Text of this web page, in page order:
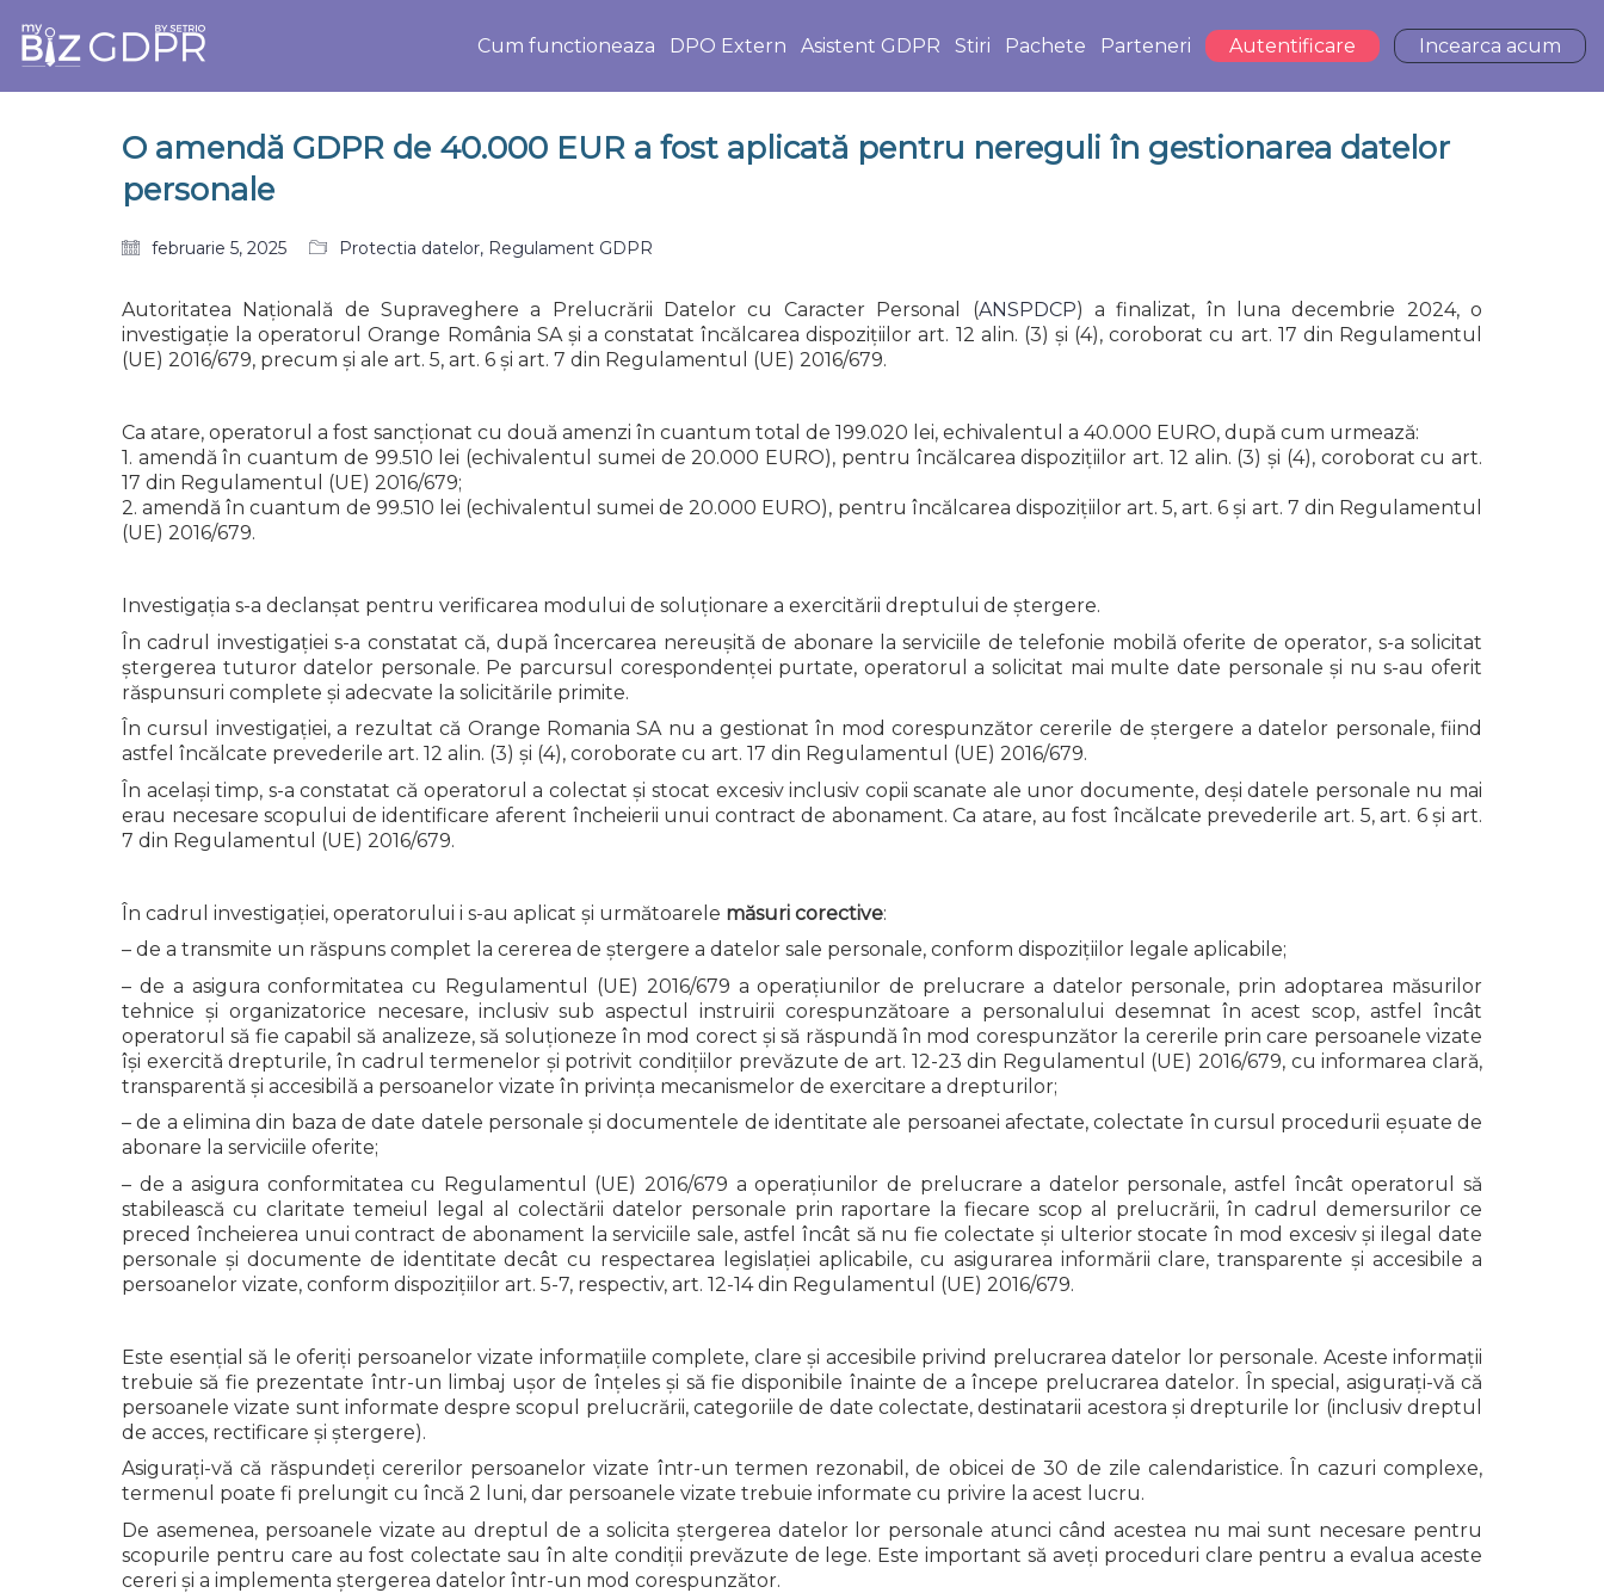
Cum functioneaza DPO Extern Asistent GDPR Stiri Pachete Parteneri Autentificare Incearca acum
O amendă GDPR de 40.000 EUR a fost aplicată pentru nereguli în gestionarea datelor
personale
februarie 5, 2025 Protectia datelor, Regulament GDPR
Autoritatea Națională de Supraveghere a Prelucrării Datelor cu Caracter Personal (ANSPDCP) a finalizat, în luna decembrie 2024, o
investigație la operatorul Orange România SA și a constatat încălcarea dispozițiilor art. 12 alin. (3) și (4), coroborat cu art. 17 din Regulamentul
(UE) 2016/679, precum și ale art. 5, art. 6 și art. 7 din Regulamentul (UE) 2016/679.
Ca atare, operatorul a fost sancționat cu două amenzi în cuantum total de 199.020 lei, echivalentul a 40.000 EURO, după cum urmează:
1. amendă în cuantum de 99.510 lei (echivalentul sumei de 20.000 EURO), pentru încălcarea dispozițiilor art. 12 alin. (3) și (4), coroborat cu art.
17 din Regulamentul (UE) 2016/679;
2. amendă în cuantum de 99.510 lei (echivalentul sumei de 20.000 EURO), pentru încălcarea dispozițiilor art. 5, art. 6 și art. 7 din Regulamentul
(UE) 2016/679.
Investigația s-a declanșat pentru verificarea modului de soluționare a exercitării dreptului de ștergere.
În cadrul investigației s-a constatat că, după încercarea nereușită de abonare la serviciile de telefonie mobilă oferite de operator, s-a solicitat
ștergerea tuturor datelor personale. Pe parcursul corespondenței purtate, operatorul a solicitat mai multe date personale și nu s-au oferit
răspunsuri complete și adecvate la solicitările primite.
În cursul investigației, a rezultat că Orange Romania SA nu a gestionat în mod corespunzător cererile de ștergere a datelor personale, fiind
astfel încălcate prevederile art. 12 alin. (3) și (4), coroborate cu art. 17 din Regulamentul (UE) 2016/679.
În același timp, s-a constatat că operatorul a colectat și stocat excesiv inclusiv copii scanate ale unor documente, deși datele personale nu mai
erau necesare scopului de identificare aferent încheierii unui contract de abonament. Ca atare, au fost încălcate prevederile art. 5, art. 6 și art.
7 din Regulamentul (UE) 2016/679.
În cadrul investigației, operatorului i s-au aplicat și următoarele măsuri corective:
– de a transmite un răspuns complet la cererea de ștergere a datelor sale personale, conform dispozițiilor legale aplicabile;
– de a asigura conformitatea cu Regulamentul (UE) 2016/679 a operațiunilor de prelucrare a datelor personale, prin adoptarea măsurilor
tehnice și organizatorice necesare, inclusiv sub aspectul instruirii corespunzătoare a personalului desemnat în acest scop, astfel încât
operatorul să fie capabil să analizeze, să soluționeze în mod corect și să răspundă în mod corespunzător la cererile prin care persoanele vizate
își exercită drepturile, în cadrul termenelor și potrivit condițiilor prevăzute de art. 12-23 din Regulamentul (UE) 2016/679, cu informarea clară,
transparentă și accesibilă a persoanelor vizate în privința mecanismelor de exercitare a drepturilor;
– de a elimina din baza de date datele personale și documentele de identitate ale persoanei afectate, colectate în cursul procedurii eșuate de
abonare la serviciile oferite;
– de a asigura conformitatea cu Regulamentul (UE) 2016/679 a operațiunilor de prelucrare a datelor personale, astfel încât operatorul să
stabilească cu claritate temeiul legal al colectării datelor personale prin raportare la fiecare scop al prelucrării, în cadrul demersurilor ce
preced încheierea unui contract de abonament la serviciile sale, astfel încât să nu fie colectate și ulterior stocate în mod excesiv și ilegal date
personale și documente de identitate decât cu respectarea legislației aplicabile, cu asigurarea informării clare, transparente și accesibile a
persoanelor vizate, conform dispozițiilor art. 5-7, respectiv, art. 12-14 din Regulamentul (UE) 2016/679.
Este esențial să le oferiți persoanelor vizate informațiile complete, clare și accesibile privind prelucrarea datelor lor personale. Aceste informații
trebuie să fie prezentate într-un limbaj ușor de înțeles și să fie disponibile înainte de a începe prelucrarea datelor. În special, asigurați-vă că
persoanele vizate sunt informate despre scopul prelucrării, categoriile de date colectate, destinatarii acestora și drepturile lor (inclusiv dreptul
de acces, rectificare și ștergere).
Asigurați-vă că răspundeți cererilor persoanelor vizate într-un termen rezonabil, de obicei de 30 de zile calendaristice. În cazuri complexe,
termenul poate fi prelungit cu încă 2 luni, dar persoanele vizate trebuie informate cu privire la acest lucru.
De asemenea, persoanele vizate au dreptul de a solicita ștergerea datelor lor personale atunci când acestea nu mai sunt necesare pentru
scopurile pentru care au fost colectate sau în alte condiții prevăzute de lege. Este important să aveți proceduri clare pentru a evalua aceste
cereri și a implementa ștergerea datelor într-un mod corespunzător.